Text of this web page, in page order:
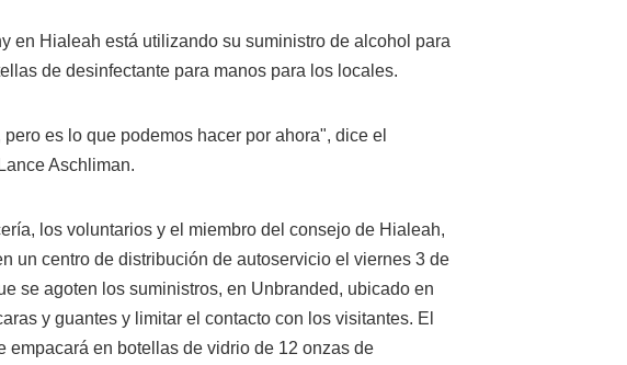
en Hialeah está utilizando su suministro de alcohol para
de desinfectante para manos para los locales.
es lo que podemos hacer por ahora", dice el
Aschliman.
los voluntarios y el miembro del consejo de Hialeah,
un centro de distribución de autoservicio el viernes 3 de
se agoten los suministros, en Unbranded, ubicado en
y guantes y limitar el contacto con los visitantes. El
empacará en botellas de vidrio de 12 onzas de